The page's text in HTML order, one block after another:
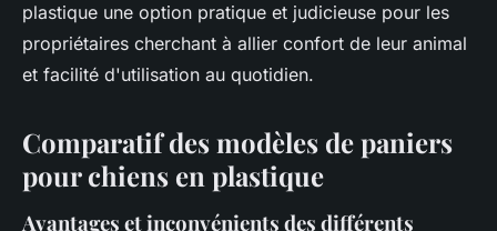
plastique une option pratique et judicieuse pour les
propriétaires cherchant à allier confort de leur animal
et facilité d'utilisation au quotidien.
Comparatif des modèles de paniers
pour chiens en plastique
Avantages et inconvénients des différents